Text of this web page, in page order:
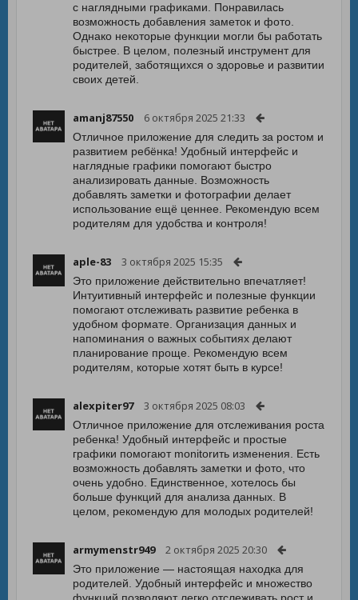
с наглядными графиками. Понравилась
возможность добавления заметок и фото.
Однако некоторые функции могли бы работать
быстрее. В целом, полезный инструмент для
родителей, заботящихся о здоровье и развитии
своих детей.
amanj87550 6 октября 2025 21:33
Отличное приложение для следить за ростом и
развитием ребёнка! Удобный интерфейс и
наглядные графики помогают быстро
анализировать данные. Возможность
добавлять заметки и фотографии делает
использование ещё ценнее. Рекомендую всем
родителям для удобства и контроля!
aple-83 3 октября 2025 15:35
Это приложение действительно впечатляет!
Интуитивный интерфейс и полезные функции
помогают отслеживать развитие ребенка в
удобном формате. Организация данных и
напоминания о важных событиях делают
планирование проще. Рекомендую всем
родителям, которые хотят быть в курсе!
alexpiter97 3 октября 2025 08:03
Отличное приложение для отслеживания роста
ребенка! Удобный интерфейс и простые
графики помогают monitorить изменения. Есть
возможность добавлять заметки и фото, что
очень удобно. Единственное, хотелось бы
больше функций для анализа данных. В
целом, рекомендую для молодых родителей!
armymenstr949 2 октября 2025 20:30
Это приложение — настоящая находка для
родителей. Удобный интерфейс и множество